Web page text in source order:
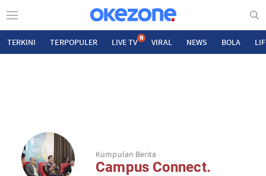
TERKINI TERPOPULER LIVE TV N VIRAL NEWS BOLA
Kumpulan Berita
Campus Connect.